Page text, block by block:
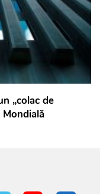
„colac de
Mondială